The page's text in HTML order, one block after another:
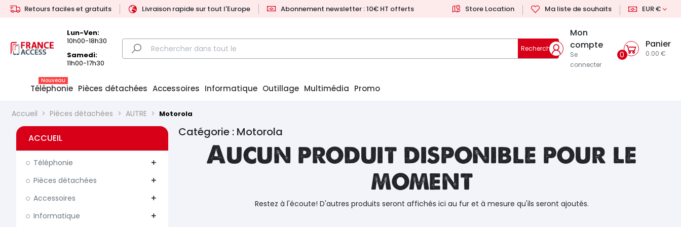
Retours faciles et gratuits Livraison rapide sur tout l'Europe Abonnement newsletter : 10€ HT offerts Store Location Ma liste de souhaits EUR €
Lun-Ven:
10h00-18h30
Samedi:
11h00-17h30
Rechercher
Mon
compte
Se
connecter
0
Panier
0.00 €
Téléphonie
Nouveau
Pièces détachées Accessoires Informatique Outillage Multimédia Promo
Accueil Pièces détachées AUTRE Motorola
ACCUEIL
Téléphonie add
Pièces détachées add
Accessoires add
Informatique add
Catégorie : Motorola
Aucun produit disponible pour le
moment
Restez à l'écoute! D'autres produits seront affichés ici au fur et à mesure qu'ils seront ajoutés.